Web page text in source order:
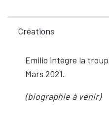
Créations
Emilio intègre la
Mars 2021.
(biographie à venir)